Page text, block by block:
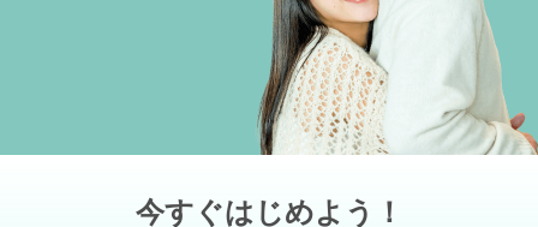
今すぐはじめよう！